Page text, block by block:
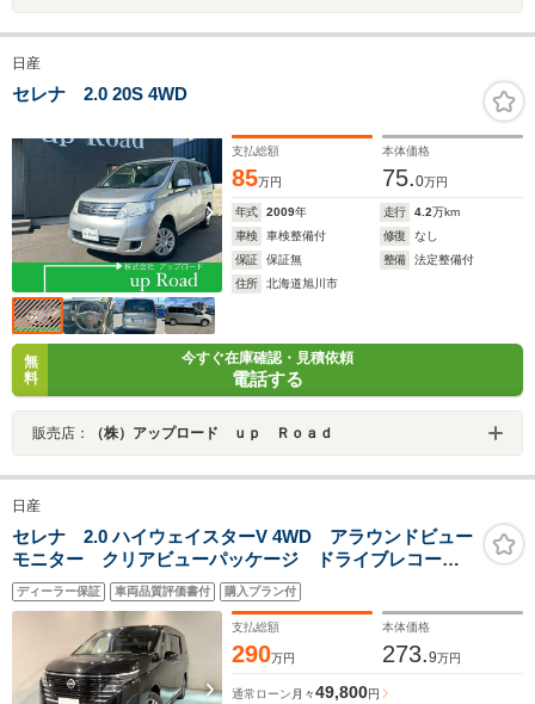
日産
セレナ 2.0 20S 4WD
支払総額
85万円
本体価格
75.0万円
年式 2009年 走行 4.2万km
車検
車検整備付 修復
なし
保証
保証無 整備
法定整備付
住所
北海道旭川市
無
料
今すぐ在庫確認・見積依頼
電話する
販売店： （株）アップロード ｕｐ Ｒｏａｄ
日産
セレナ 2.0 ハイウェイスターV 4WD アラウンドビュー
モニター クリアビューパッケージ ドライブレコーダ
ー LEDヘッドランプ NCナビ ETC SOSコ-ル
ディーラー保証 車両品質評価書付 購入プラン付
支払総額
290万円
本体価格
273.9万円
通常ローン 月々49,800円